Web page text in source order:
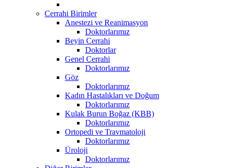
Cerrahi Birimler
Anestezi ve Reanimasyon
Doktorlarımız
Beyin Cerrahi
Doktorlar
Genel Cerrahi
Doktorlarımız
Göz
Doktorlarımız
Kadın Hastalıkları ve Doğum
Doktorlarımız
Kulak Burun Boğaz (KBB)
Doktorlarımız
Ortopedi ve Travmatoloji
Doktorlarımız
Üroloji
Doktorlarımız